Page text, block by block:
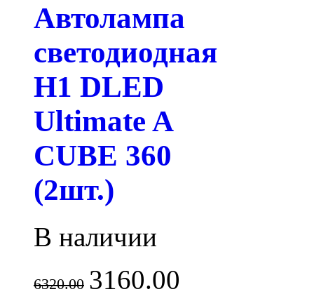
Автолампа
светодиодная
H1 DLED
Ultimate A
CUBE 360
(2шт.)
В наличии
6320.00 3160.00